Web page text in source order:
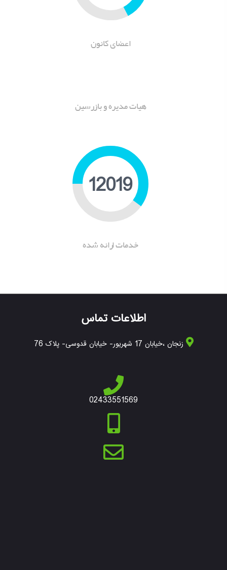
اعضای کانون
هیات مدیره و بازرسین
15596
خدمات ارانه شده
اطلاعات تماس
زنجان ،خیابان 17 شهریور- خیابان قدوسی- پلاک 76
02433551569